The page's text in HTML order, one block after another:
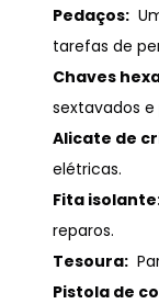
Pedaços:
tarefas de
Chaves
sextavados e
Alicate de
elétricas.
Fita
reparos.
Tesoura:
Pistola de